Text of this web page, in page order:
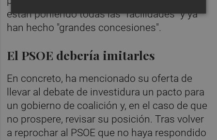
están poniendo todas las "facilidades" y ya
han hecho "grandes concesiones".
El PSOE debería imitarles
En concreto, ha mencionado su oferta de
llevar al debate de investidura un pacto para
un gobierno de coalición y, en el caso de que
no prospere, revisar su posición. Tras volver
a reprochar al PSOE que no haya respondido